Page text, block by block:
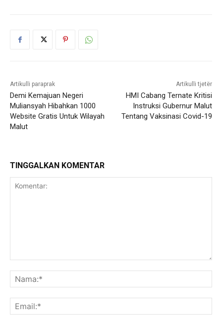
Artikulli paraprak
Demi Kemajuan Negeri
Muliansyah Hibahkan 1000
Website Gratis Untuk Wilayah
Malut
Artikulli tjetër
HMI Cabang Ternate Kritisi
Instruksi Gubernur Malut
Tentang Vaksinasi Covid-19
TINGGALKAN KOMENTAR